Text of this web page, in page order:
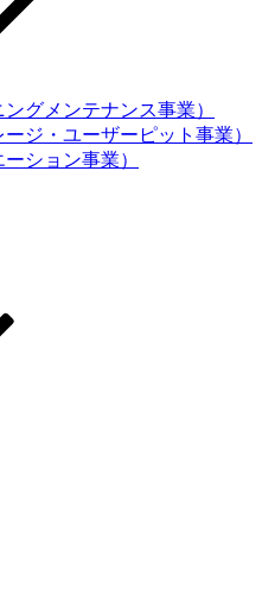
グメンテナンス事業）
ジ・ユーザーピット事業）
ション事業）